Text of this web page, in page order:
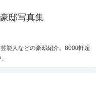
邸写真集
能人などの豪邸紹介。8000軒超